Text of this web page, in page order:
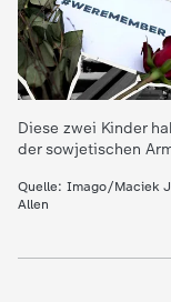
c
h
Diese zwei Kinder
der sowjetischen
Quelle: Imago/Maciek
Allen